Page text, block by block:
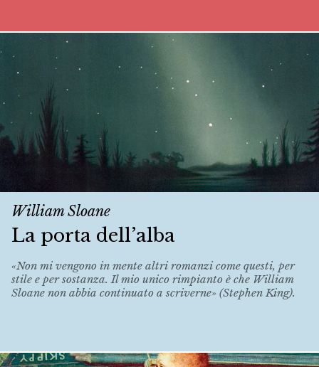
William Sloane
La porta dell’alba
«Non mi vengono in mente altri romanzi come questi, per
stile e per sostanza. Il mio unico rimpianto è che William
Sloane non abbia continuato a scriverne» (Stephen King).